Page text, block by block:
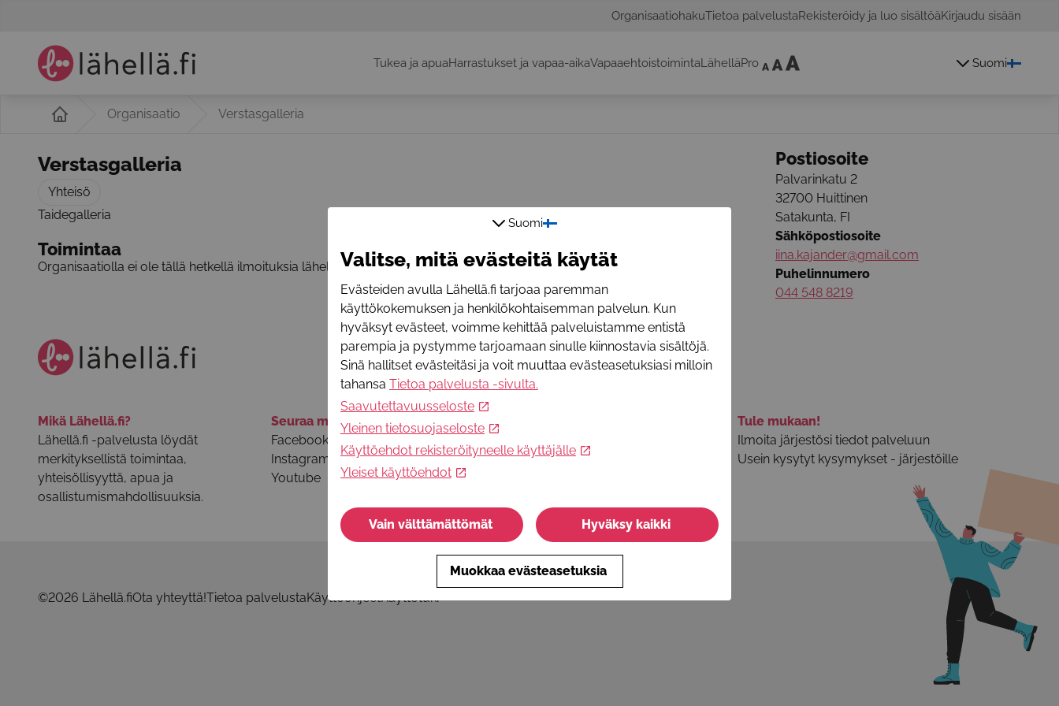
OrganisaatiohakuTietoa palvelustaRekisteröidy ja luo sisältöäKirjaudu sisään
Tukea ja apuaHarrastukset ja vapaa-aikaVapaaehtoistoimintaLähelläPro Suomi
Organisaatio Verstasgalleria
Verstasgalleria
Yhteisö
Taidegalleria
Toimintaa
Organisaatiolla ei ole tällä hetkellä ilmoituksia lähellä.fi-palvelussa.
Postiosoite
Palvarinkatu 2
32700 Huittinen
Satakunta, FI
Sähköpostiosoite
iina.kajander@gmail.com
Puhelinnumero
044 548 8219
Mikä Lähellä.fi?
Lähellä.fi -palvelusta löydät
merkityksellistä toimintaa,
yhteisöllisyyttä, apua ja
osallistumismahdollisuuksia.
Seuraa meitä somessa
Facebook
Instagram
Youtube
Selosteet ja käyttöehdot
sektori
Tule mukaan!
Ilmoita järjestösi tiedot palveluun
Usein kysytyt kysymykset - järjestöille
©2026 Lähellä.fiOta yhteyttä!Tietoa palvelustaKäyttöohjeetKäyttötuki
Suomi
Valitse, mitä evästeitä käytät
Evästeiden avulla Lähellä.fi tarjoaa paremman
käyttökokemuksen ja henkilökohtaisemman palvelun. Kun
hyväksyt evästeet, voimme kehittää palveluistamme entistä
parempia ja pystymme tarjoamaan sinulle kiinnostavia sisältöjä.
Sinä hallitset evästeitäsi ja voit muuttaa evästeasetuksiasi milloin
tahansa Tietoa palvelusta -sivulta.
Saavutettavuusseloste
Yleinen tietosuojaseloste
Käyttöehdot rekisteröityneelle käyttäjälle
Yleiset käyttöehdot
Vain välttämättömät Hyväksy kaikki
Muokkaa evästeasetuksia